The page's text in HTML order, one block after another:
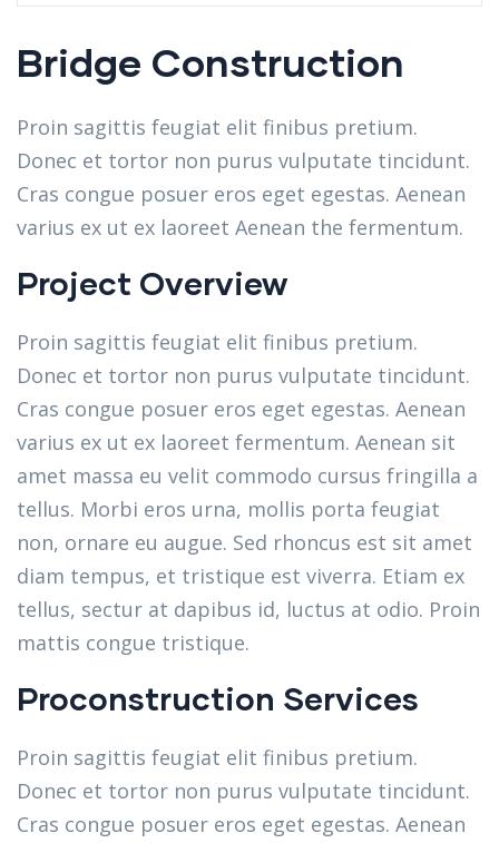
Bridge Construction
Proin sagittis feugiat elit finibus pretium.
Donec et tortor non purus vulputate tincidunt.
Cras congue posuer eros eget egestas. Aenean
varius ex ut ex laoreet Aenean the fermentum.
Project Overview
Proin sagittis feugiat elit finibus pretium.
Donec et tortor non purus vulputate tincidunt.
Cras congue posuer eros eget egestas. Aenean
varius ex ut ex laoreet fermentum. Aenean sit
amet massa eu velit commodo cursus fringilla a
tellus. Morbi eros urna, mollis porta feugiat
non, ornare eu augue. Sed rhoncus est sit amet
diam tempus, et tristique est viverra. Etiam ex
tellus, sectur at dapibus id, luctus at odio. Proin
mattis congue tristique.
Proconstruction Services
Proin sagittis feugiat elit finibus pretium.
Donec et tortor non purus vulputate tincidunt.
Cras congue posuer eros eget egestas. Aenean